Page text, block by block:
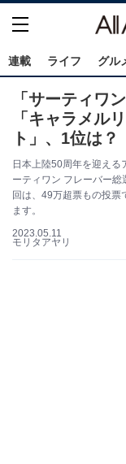
連載 ライフ グル
「サーティワ
「キャラメル
ト」、1位は？
日本上陸50周年を迎え
ーティワン フレーバー
回は、49万超票もの投票
ます。
2023.05.11
モリタアヤリ